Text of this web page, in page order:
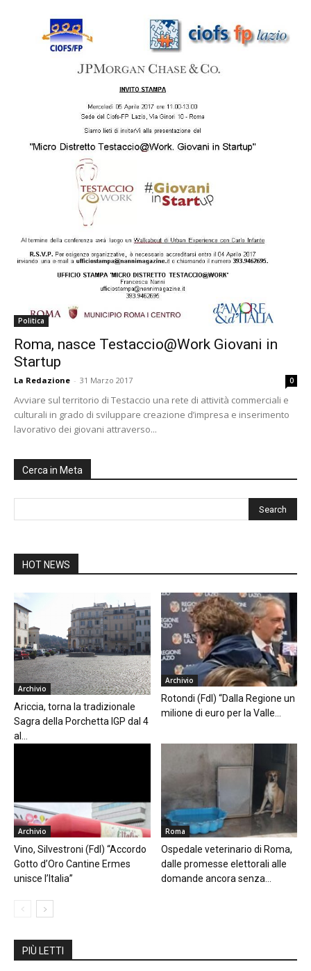
Politica
Roma, nasce Testaccio@Work Giovani in
Startup
La Redazione - 31 Marzo 2017 0
Avviare sul territorio di Testaccio una rete di attività commerciali e
culturali in grado di sviluppare creazione d’impresa e inserimento
lavorativo dei giovani attraverso...
Cerca in Meta
HOT NEWS
Archivio
Ariccia, torna la tradizionale
Sagra della Porchetta IGP dal 4
al...
Archivio
Rotondi (FdI) “Dalla Regione un
milione di euro per la Valle...
Archivio
Vino, Silvestroni (FdI) “Accordo
Gotto d’Oro Cantine Ermes
unisce l’Italia”
Roma
Ospedale veterinario di Roma,
dalle promesse elettorali alle
domande ancora senza...
PIÙ LETTI